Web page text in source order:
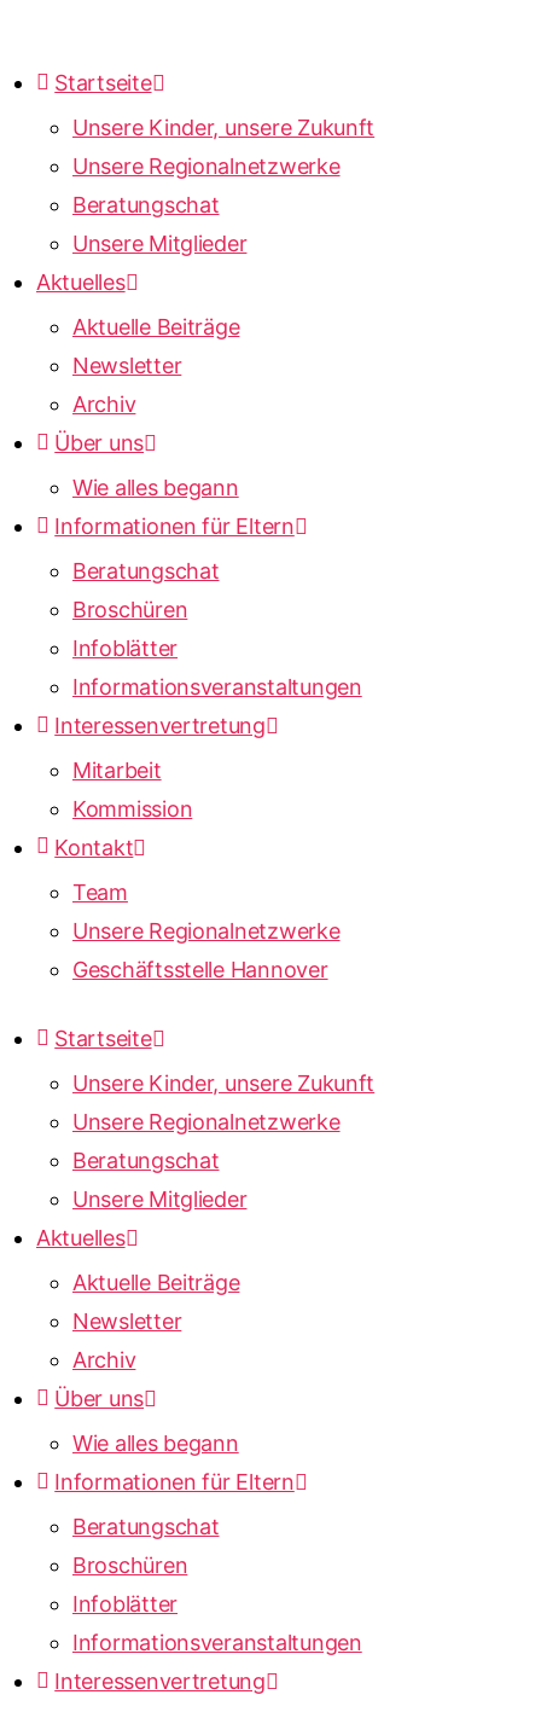
Startseite
Unsere Kinder, unsere Zukunft
Unsere Regionalnetzwerke
Beratungschat
Unsere Mitglieder
Aktuelles
Aktuelle Beiträge
Newsletter
Archiv
Über uns
Wie alles begann
Informationen für Eltern
Beratungschat
Broschüren
Infoblätter
Informationsveranstaltungen
Interessenvertretung
Mitarbeit
Kommission
Kontakt
Team
Unsere Regionalnetzwerke
Geschäftsstelle Hannover
Startseite
Unsere Kinder, unsere Zukunft
Unsere Regionalnetzwerke
Beratungschat
Unsere Mitglieder
Aktuelles
Aktuelle Beiträge
Newsletter
Archiv
Über uns
Wie alles begann
Informationen für Eltern
Beratungschat
Broschüren
Infoblätter
Informationsveranstaltungen
Interessenvertretung